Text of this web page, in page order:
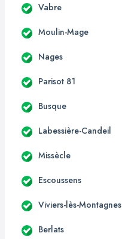
Vabre
Moulin-Mage
Nages
Parisot 81
Busque
Labessière-Candeil
Missècle
Escoussens
Viviers-lès-Montagnes
Berlats